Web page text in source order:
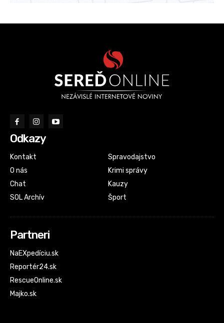
Odkazy
Kontakt
O nás
Chat
SOL Archív
Spravodajstvo
Krimi správy
Kauzy
Šport
Partneri
NaEXpedíciu.sk
Reportér24.sk
RescueOnline.sk
Majko.sk